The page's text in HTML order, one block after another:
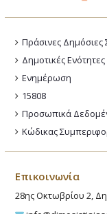
Πράσινες Δημόσιες
Δημοτικές Ενότητες
Ενημέρωση
15808
Προσωπικά
Κώδικας
Επικοινωνία
28ης Οκτωβρίου 2,